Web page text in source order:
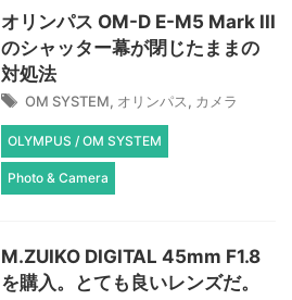
オリンパス OM-D E-M5 Mark III
のシャッター幕が閉じたままの
対処法
OM SYSTEM, オリンパス, カメラ
OLYMPUS / OM SYSTEM
Photo & Camera
M.ZUIKO DIGITAL 45mm F1.8
を購入。とても良いレンズだ。